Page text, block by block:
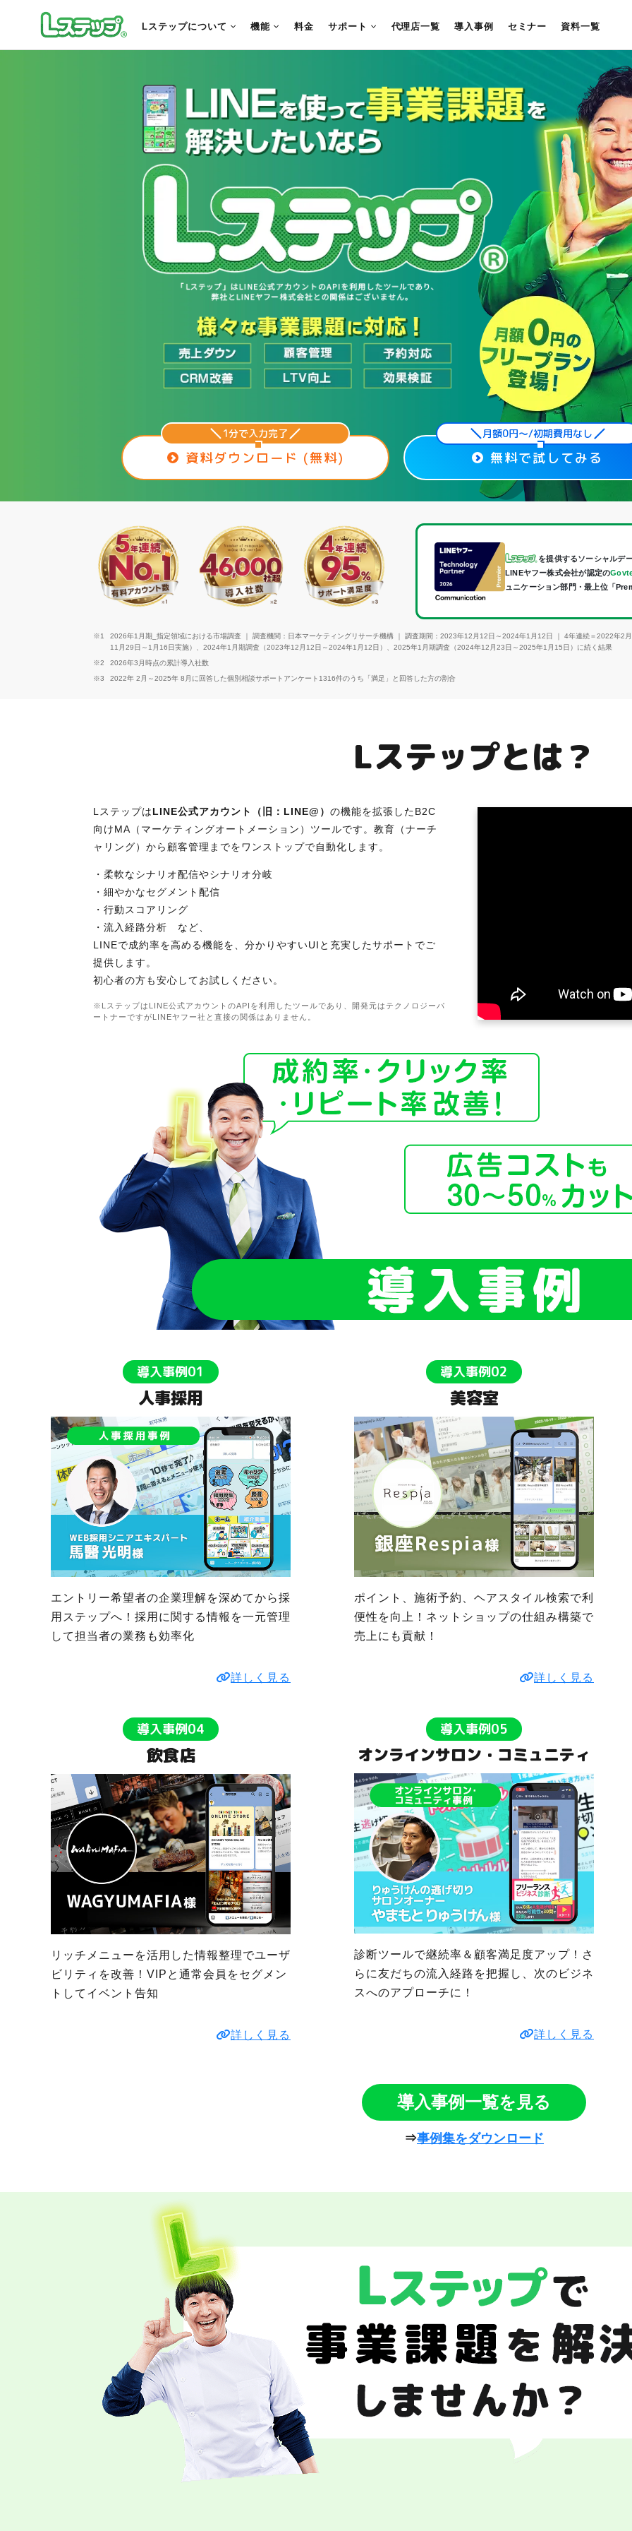
Lステップについて 機能 料金 サポート 代理店一覧 導入事例 セミナー 資料一覧
1分で入力完了
資料ダウンロード (無料)
月額0円〜/初期費用なし
無料で試してみる
を提供するソーシャルデ
LINEヤフー株式会社が認定の
ュニケーション部門・最上位「
※1
2026年1月期_指定領域における市場調査 ｜ 調査機関：日本マーケティングリサーチ機構 ｜ 調査期間：2023年12月12日～2024年1月12日 ｜ 4年連続＝2022年2
11月29日～1月16日実施）、2024年1月期調査（2023年12月12日～2024年1月12日）、2025年1月期調査（2024年12月23日～2025年1月15日）に続く結果
※2
2026年3月時点の累計導入社数
※3
2022年 2月～2025年 8月に回答した個別相談サポートアンケート1316件のうち「満足」と回答した方の割合
Lステップとは？
LステップはLINE公式アカウント（旧：LINE@） の機能を拡張したB2C
向けMA（マーケティングオートメーション）ツールです。教育（ナーチ
ャリング）から顧客管理までをワンストップで自動化します。
・柔軟なシナリオ配信やシナリオ分岐
・細やかなセグメント配信
・行動スコアリング
・流入経路分析 など、
LINEで成約率を高める機能を、分かりやすいUIと充実したサポートでご
提供します。
初心者の方も安心してお試しください。
※LステップはLINE公式アカウントのAPIを利用したツールであり、開発元はテクノロジーパ
ートナーですがLINEヤフー社と直接の関係はありません。
導入事例01
人事採用
エントリー希望者の企業理解を深めてから採
用ステップへ！採用に関する情報を一元管理
して担当者の業務も効率化
詳しく見る
導入事例02
美容室
ポイント、施術予約、ヘアスタイル検索で利
便性を向上！ネットショップの仕組み構築で
売上にも貢献！
詳しく見る
導入事例04
飲食店
リッチメニューを活用した情報整理でユーザ
ビリティを改善！VIPと通常会員をセグメン
トしてイベント告知
詳しく見る
導入事例05
オンラインサロン・コミュニティ
診断ツールで継続率＆顧客満足度アップ！さ
らに友だちの流入経路を把握し、次のビジネ
スへのアプローチに！
詳しく見る
導入事例一覧を見る
⇒事例集をダウンロード